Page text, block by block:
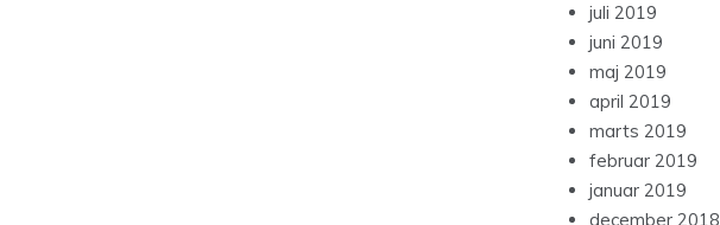
juli 2019
juni 2019
maj 2019
april 2019
marts 2019
februar 2019
januar 2019
december 2018